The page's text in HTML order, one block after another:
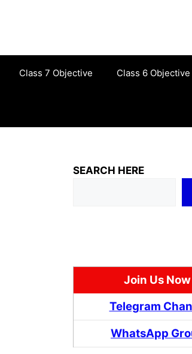
Class 7 Objective Class 6 Objective
SEARCH HERE
Join Us Now
Telegram
WhatsApp